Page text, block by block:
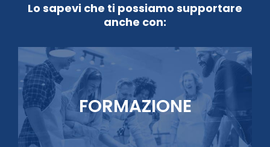
Lo sapevi che ti possiamo supportare
anche con:
FORMAZIONE